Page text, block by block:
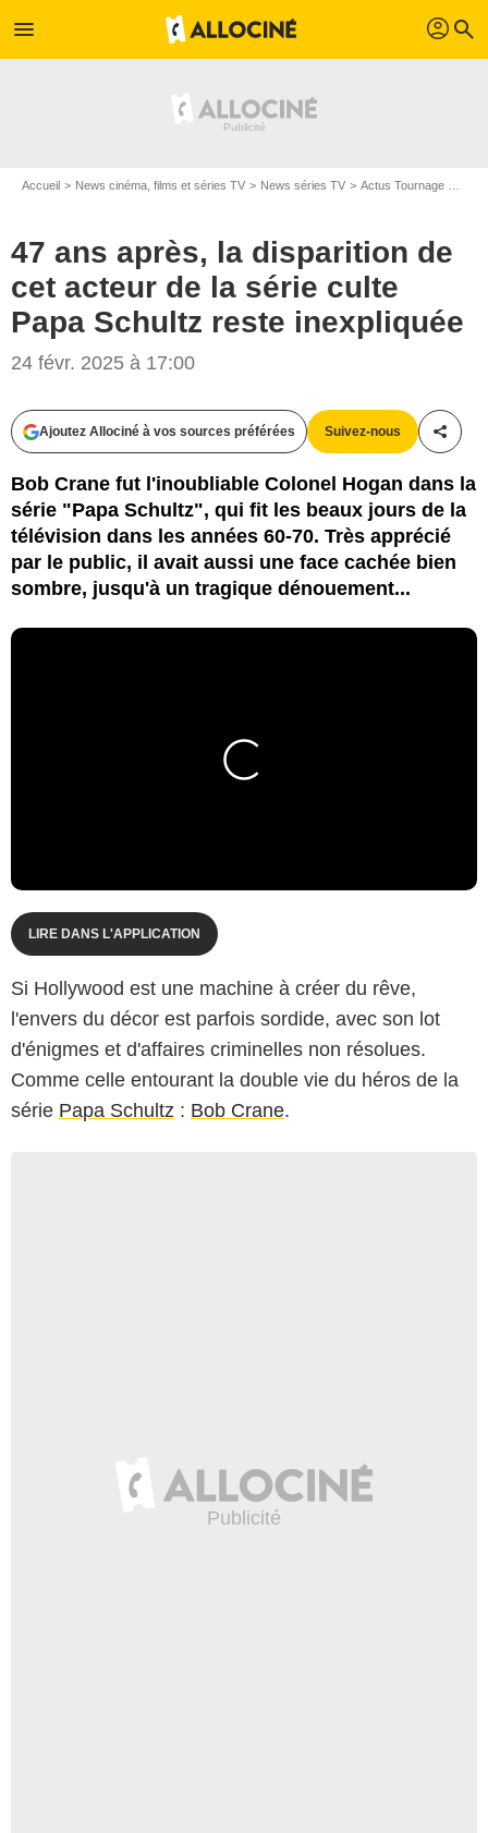
menu profil search
Accueil News cinéma, films et séries TV News séries TV Actus Tournage Séries TV
47 ans après, la disparition de
cet acteur de la série culte
Papa Schultz reste inexpliquée
24 févr. 2025 à 17:00
Ajoutez Allociné à vos sources préférées Suivez-nous
Bob Crane fut l'inoubliable Colonel Hogan dans la
série "Papa Schultz", qui fit les beaux jours de la
télévision dans les années 60-70. Très apprécié
par le public, il avait aussi une face cachée bien
sombre, jusqu'à un tragique dénouement...
LIRE DANS L'APPLICATION
Si Hollywood est une machine à créer du rêve,
l'envers du décor est parfois sordide, avec son lot
d'énigmes et d'affaires criminelles non résolues.
Comme celle entourant la double vie du héros de la
série Papa Schultz : Bob Crane.